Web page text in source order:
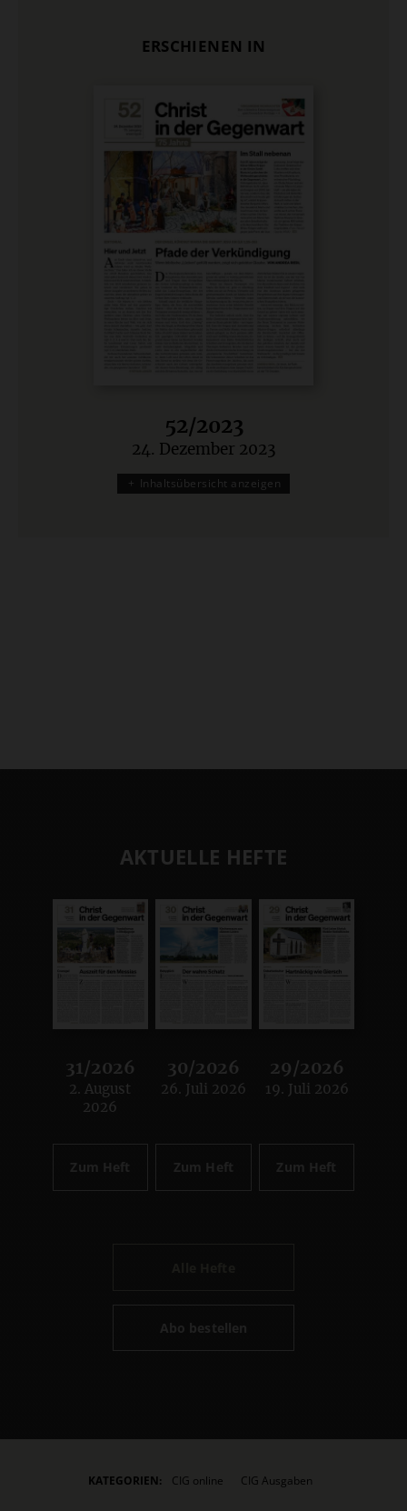
ERSCHIENEN IN
52/2023
:
24. Dezember 2023
Inhaltsübersicht anzeigen
AKTUELLE HEFTE
31/2026
:
2. August
2026
Zum Heft
30/2026
:
26. Juli 2026
Zum Heft
29/2026
:
19. Juli 2026
Zum Heft
Abo bestellen
KATEGORIEN: CIG online CIG Ausgaben